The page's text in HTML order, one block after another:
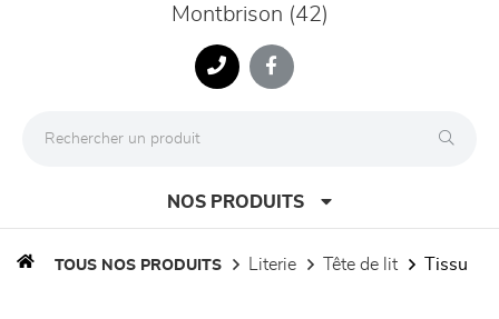
Montbrison (42)
NOS PRODUITS
TOUS NOS PRODUITS literie tête de lit tissu